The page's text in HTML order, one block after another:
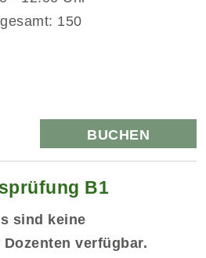
150
BUCHEN
B1
sind keine
verfügbar.